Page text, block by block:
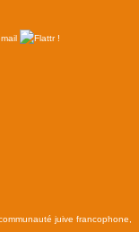
juive francophone,